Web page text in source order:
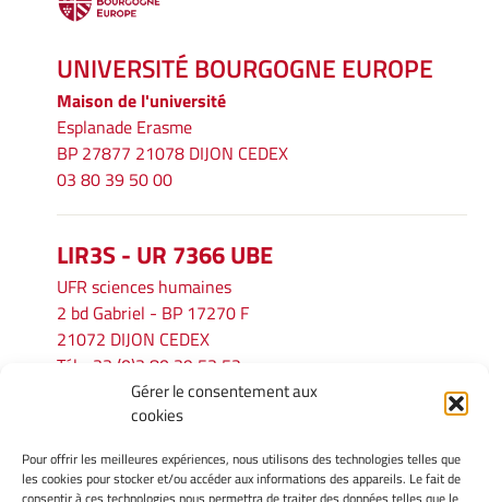
Gérer le consentement aux
cookies
Pour offrir les meilleures expériences, nous utilisons des technologies telles que
les cookies pour stocker et/ou accéder aux informations des appareils. Le fait de
UNIVERSITÉ BOURGOGNE EUROPE
Maison de l'université
Esplanade Erasme
BP 27877 21078 DIJON CEDEX
03 80 39 50 00
LIR3S - UR 7366 UBE
UFR sciences humaines
2 bd Gabriel - BP 17270 F
21072 DIJON CEDEX
Tél. : 33 (0)3 80 39 53 52
lir3s@u-bourgogne.fr
INFORMATIONS LÉGALES